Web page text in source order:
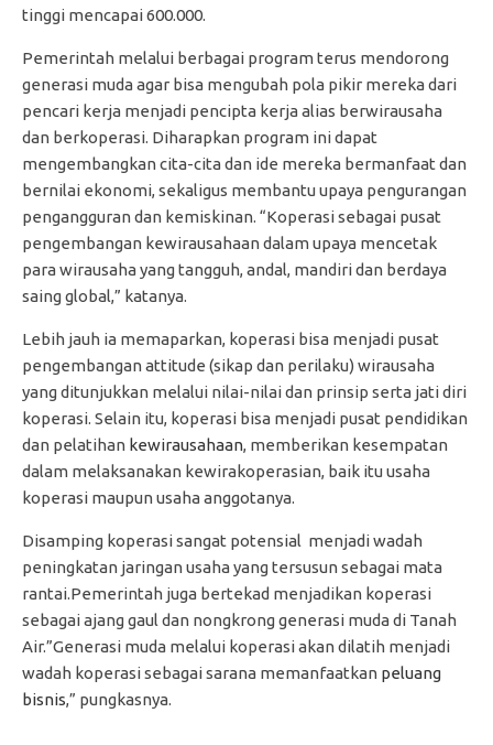
tinggi mencapai 600.000.
Pemerintah melalui berbagai program terus mendorong
generasi muda agar bisa mengubah pola pikir mereka dari
pencari kerja menjadi pencipta kerja alias berwirausaha
dan berkoperasi. Diharapkan program ini dapat
mengembangkan cita-cita dan ide mereka bermanfaat dan
bernilai ekonomi, sekaligus membantu upaya pengurangan
pengangguran dan kemiskinan. “Koperasi sebagai pusat
pengembangan kewirausahaan dalam upaya mencetak
para wirausaha yang tangguh, andal, mandiri dan berdaya
saing global,” katanya.
Lebih jauh ia memaparkan, koperasi bisa menjadi pusat
pengembangan attitude (sikap dan perilaku) wirausaha
yang ditunjukkan melalui nilai-nilai dan prinsip serta jati diri
koperasi. Selain itu, koperasi bisa menjadi pusat pendidikan
dan pelatihan kewirausahaan, memberikan kesempatan
dalam melaksanakan kewirakoperasian, baik itu usaha
koperasi maupun usaha anggotanya.
Disamping koperasi sangat potensial menjadi wadah
peningkatan jaringan usaha yang tersusun sebagai mata
rantai.Pemerintah juga bertekad menjadikan koperasi
sebagai ajang gaul dan nongkrong generasi muda di Tanah
Air.”Generasi muda melalui koperasi akan dilatih menjadi
wadah koperasi sebagai sarana memanfaatkan peluang
bisnis,” pungkasnya.